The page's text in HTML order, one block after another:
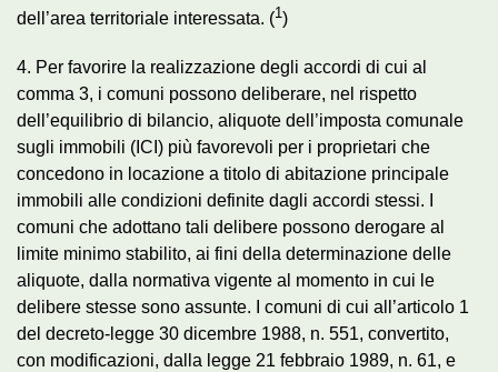
dell’area territoriale interessata. (1)
4. Per favorire la realizzazione degli accordi di cui al
comma 3, i comuni possono deliberare, nel rispetto
dell’equilibrio di bilancio, aliquote dell’imposta comunale
sugli immobili (ICI) più favorevoli per i proprietari che
concedono in locazione a titolo di abitazione principale
immobili alle condizioni definite dagli accordi stessi. I
comuni che adottano tali delibere possono derogare al
limite minimo stabilito, ai fini della determinazione delle
aliquote, dalla normativa vigente al momento in cui le
delibere stesse sono assunte. I comuni di cui all’articolo 1
del decreto-legge 30 dicembre 1988, n. 551, convertito,
con modificazioni, dalla legge 21 febbraio 1989, n. 61, e